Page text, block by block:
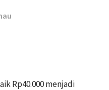
Rp40.000 menjadi